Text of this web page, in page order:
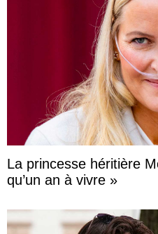
La princesse héritière
qu’un an à vivre »